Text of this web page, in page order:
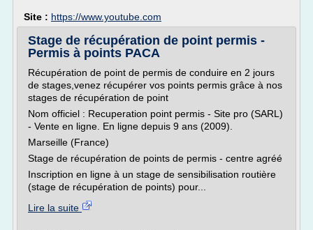
Site : https://www.youtube.com
Stage de récupération de point permis -
Permis à points PACA
Récupération de point de permis de conduire en 2 jours
de stages,venez récupérer vos points permis grâce à nos
stages de récupération de point
Nom officiel : Recuperation point permis - Site pro (SARL)
- Vente en ligne. En ligne depuis 9 ans (2009).
Marseille (France)
Stage de récupération de points de permis - centre agréé
Inscription en ligne à un stage de sensibilisation routière
(stage de récupération de points) pour...
Lire la suite